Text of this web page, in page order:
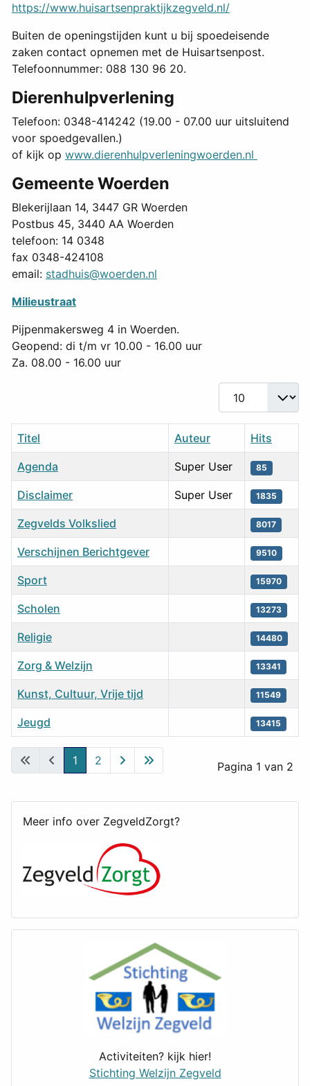
Meer info over ZegveldZorgt?
Activiteiten? kijk hier!
Stichting Welzijn Zegveld
https://www.huisartsenpraktijkzegveld.nl/
Buiten de openingstijden kunt u bij spoedeisende
zaken contact opnemen met de Huisartsenpost.
Telefoonnummer: 088 130 96 20.
Dierenhulpverlening
Telefoon: 0348-414242 (19.00 - 07.00 uur uitsluitend
voor spoedgevallen.)
of kijk op www.dierenhulpverleningwoerden.nl
Gemeente Woerden
Blekerijlaan 14, 3447 GR Woerden
Postbus 45, 3440 AA Woerden
telefoon: 14 0348
fax 0348-424108
email: stadhuis@woerden.nl
Milieustraat
Pijpenmakersweg 4 in Woerden.
Geopend: di t/m vr 10.00 - 16.00 uur
Za. 08.00 - 16.00 uur
Toon #
Artikelen
Titel Auteur Hits
Agenda Super User 85
Disclaimer Super User 1835
Zegvelds Volkslied 8017
Verschijnen Berichtgever 9510
Sport 15970
Scholen 13273
Religie 14480
Zorg & Welzijn 13341
Kunst, Cultuur, Vrije tijd 11549
Jeugd 13415
Pagina 1 van 2
1 2